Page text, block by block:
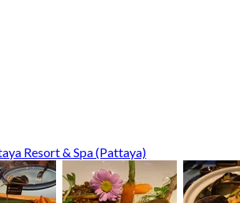
Resort & Spa (Pattaya)